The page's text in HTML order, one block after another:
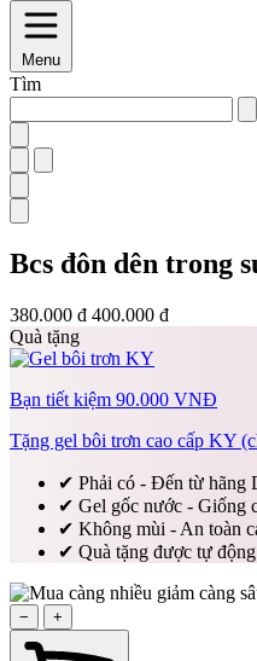
Menu
Tìm
Bcs đôn dên trong
380.000 đ 400.000 đ
Quà tặng
Bạn tiết kiệm 90.000 VNĐ
Tặng gel bôi trơn cao cấp KY
✔ Phải có - Đến từ hãng
✔ Gel gốc nước - Giống
✔ Không mùi - An toàn
✔ Quà tặng được tự
− +